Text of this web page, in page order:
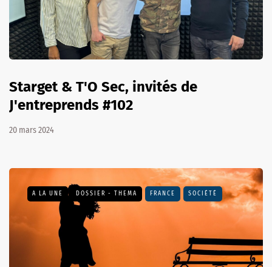
Starget & T'O Sec, invités de
J'entreprends #102
20 mars 2024
A LA UNE DOSSIER - THEMA FRANCE SOCIÉTÉ